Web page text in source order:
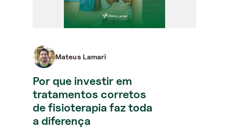
Mateus Lamari
Por que investir em
tratamentos corretos
de fisioterapia faz toda
a diferença